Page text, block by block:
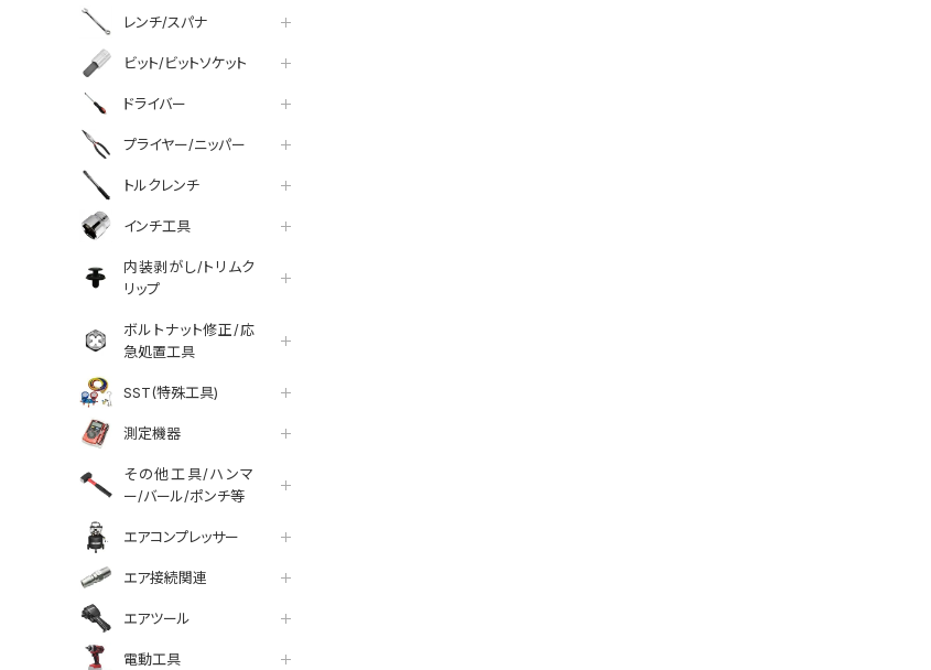
レンチ/スパナ
ビット/ビットソケット
ドライバー
プライヤー/ニッパー
トルクレンチ
インチ工具
内装剥がし/トリムク
リップ
ボルトナット修正/応
急処置工具
SST(特殊工具)
測定機器
その他工具/ハンマ
ー/バール/ポンチ等
エアコンプレッサー
エア接続関連
エアツール
電動工具